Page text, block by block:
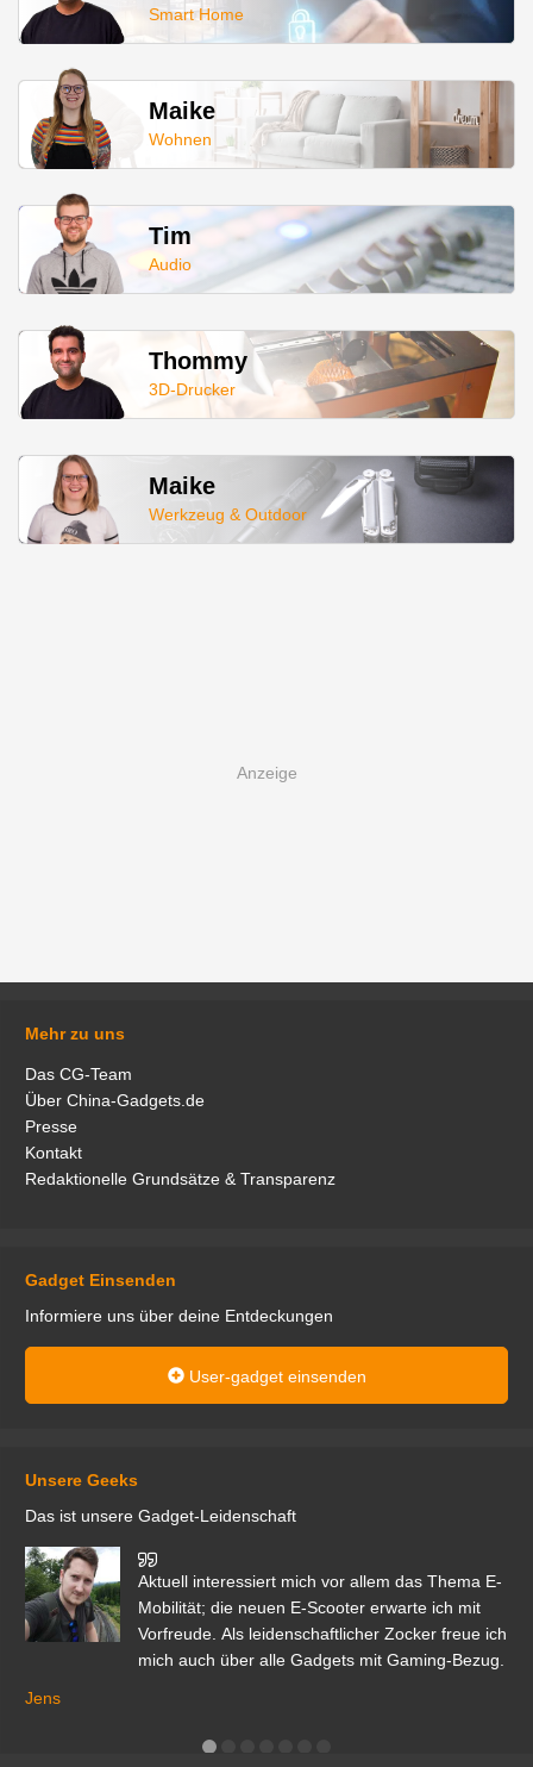
Smart Home
Maike
Wohnen
Tim
Audio
Thommy
3D-Drucker
Maike
Werkzeug & Outdoor
Mehr zu uns
Das CG-Team
Über China-Gadgets.de
Presse
Kontakt
Redaktionelle Grundsätze & Transparenz
Gadget Einsenden
Informiere uns über deine Entdeckungen
User-gadget einsenden
Unsere Geeks
Das ist unsere Gadget-Leidenschaft
Aktuell interessiert mich vor allem das Thema E-
Mobilität; die neuen E-Scooter erwarte ich mit
Vorfreude. Als leidenschaftlicher Zocker freue ich
mich auch über alle Gadgets mit Gaming-Bezug.
Jens